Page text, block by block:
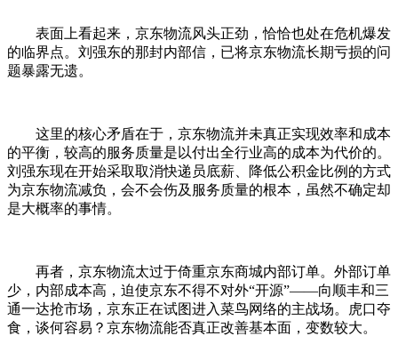
表面上看起来，京东物流风头正劲，恰恰也处在危机爆发
的临界点。刘强东的那封内部信，已将京东物流长期亏损的问
题暴露无遗。
这里的核心矛盾在于，京东物流并未真正实现效率和成本
的平衡，较高的服务质量是以付出全行业高的成本为代价的。
刘强东现在开始采取取消快递员底薪、降低公积金比例的方式
为京东物流减负，会不会伤及服务质量的根本，虽然不确定却
是大概率的事情。
再者，京东物流太过于倚重京东商城内部订单。外部订单
少，内部成本高，迫使京东不得不对外“开源”——向顺丰和三
通一达抢市场，京东正在试图进入菜鸟网络的主战场。虎口夺
食，谈何容易？京东物流能否真正改善基本面，变数较大。